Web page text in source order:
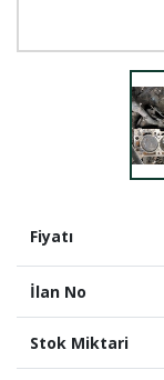
Fiyatı
İlan No
Stok Miktari